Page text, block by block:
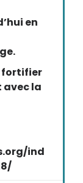
en
fortifier
avec la
ind